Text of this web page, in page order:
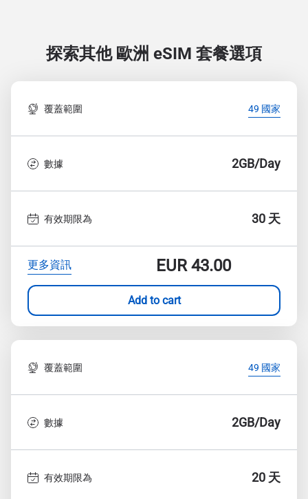
探索其他 歐洲 eSIM 套餐選項
覆蓋範圍 49 國家
數據 2GB/Day
有效期限為 30 天
更多資訊 EUR43.00
Add to cart
覆蓋範圍 49 國家
數據 2GB/Day
有效期限為 20 天